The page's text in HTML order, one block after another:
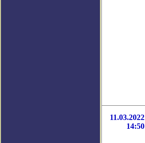
11.03.2022
14:50